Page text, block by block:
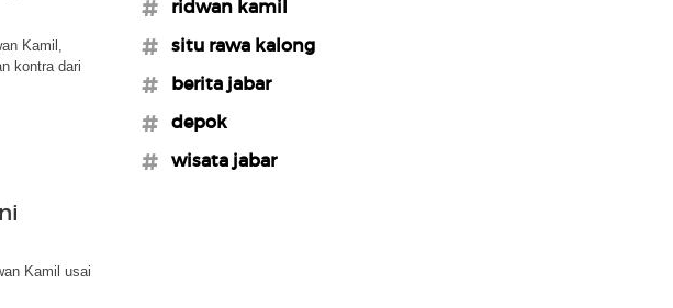
Kamil,
kontra dari
Kamil usai
#ridwan kamil
#situ rawa kalong
#berita jabar
#depok
#wisata jabar